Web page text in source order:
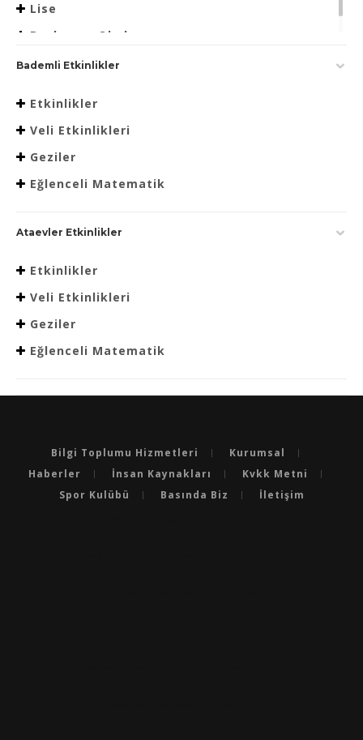
Lise
Beslenme Okulu
Bademli Etkinlikler
Etkinlikler
Veli Etkinlikleri
Geziler
Eğlenceli Matematik
Ataevler Etkinlikler
Etkinlikler
Veli Etkinlikleri
Geziler
Eğlenceli Matematik
Bilgi Toplumu Hizmetleri
Kurumsal
Haberler
İnsan Kaynakları
Kvkk Metni
Spor Kulübü
Basında Biz İletişim